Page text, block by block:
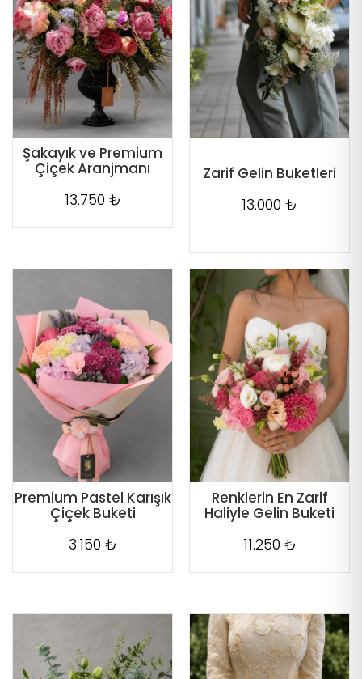
Şakayık ve Premium
Çiçek Aranjmanı
13.750 ₺
Zarif Gelin Buketleri
13.000 ₺
Premium Pastel Karışık
Çiçek Buketi
3.150 ₺
Renklerin En Zarif
Haliyle Gelin Buketi
11.250 ₺